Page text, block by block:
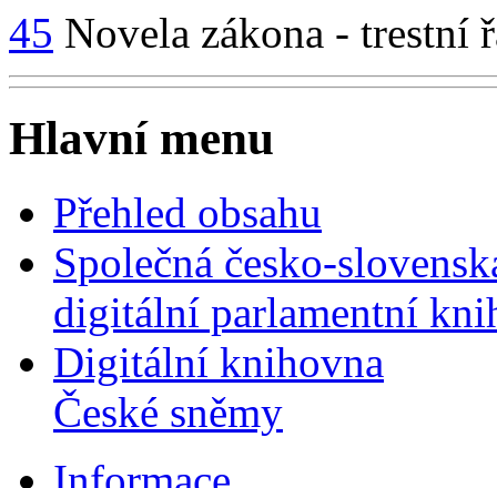
45 Novela zákona - trestní
Hlavní menu
Přehled obsahu
Společná česko-
digitální parlamentní
Digitální knihovna
České sněmy